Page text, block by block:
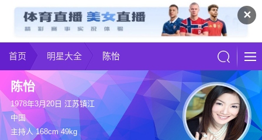
✕
首页 明星大全 陈怡
陈怡
1978年3月20日 江苏镇江
中国
主持人 168cm 49kg